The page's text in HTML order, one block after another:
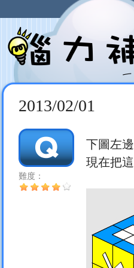
2013/02/01
難度：
下圖左
現在把